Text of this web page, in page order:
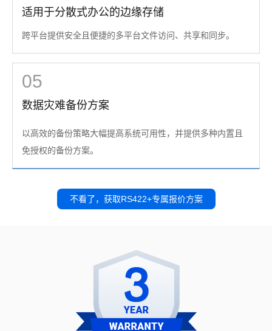
适用于分散式办公的边缘存储
跨平台提供安全且便捷的多平台文件访问、共享和同步。
05
数据灾难备份方案
以高效的备份策略大幅提高系统可用性，并提供多种内置且
免授权的备份方案。
不看了，获取RS422+专属报价方案